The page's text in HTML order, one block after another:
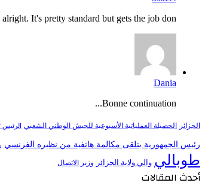
alright. It's pretty standard but gets the job don...
Dania
Bonne continuation...
الجزائر الحصيلة العملياتية الأسبوعية للجيش الوطني الشعبي الرئيس
رئيس الجمهورية يتلقى مكالمة هاتفية من نظيره الفرنسي
طوبالي والي ولاية الجزائر وزير الاتصال
أحدث المقالات